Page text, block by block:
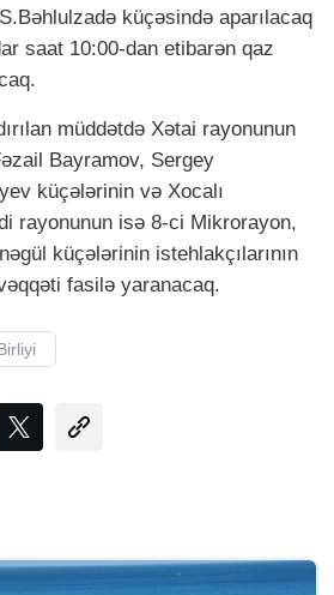
küçəsində aparılacaq
saat 10:00-dan etibarən qaz
müddətdə Xətai rayonunun
Bayramov, Sergey
küçələrinin və Xocalı
rayonunun isə 8-ci Mikrorayon,
küçələrinin istehlakçılarının
fasilə yaranacaq.